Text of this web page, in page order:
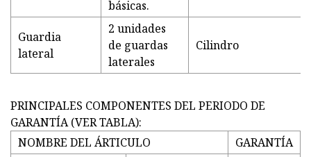
básicas.
Guardia
lateral
2 unidades
de guardas
laterales
Cilindro
PRINCIPALES COMPONENTES DEL PERIODO DE
GARANTÍA (VER TABLA):
NOMBRE DEL ÁRTICULO
GARANTÍA